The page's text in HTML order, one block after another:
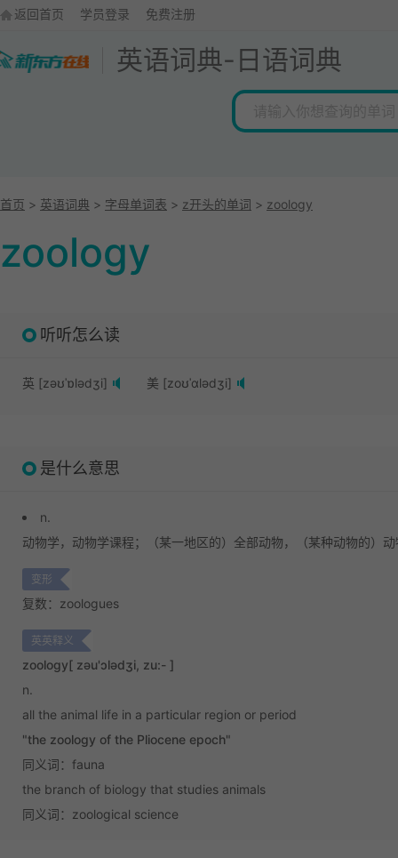
返回首页 学员登录 免费注册
英语词典-日语词典
首页 > 英语词典 > 字母单词表 > z开头的单词 > zoology
zoology
听听怎么读
英 [zəʊˈɒlədʒi] 美 [zoʊˈɑlədʒi]
是什么意思
n.
动物学，动物学课程；
（某一地区的）全部动物，（某种动物的）
变形
复数：zoologues
英英释义
zoology[ zəu'ɔlədʒi, zu:- ]
n.
all the animal life in a particular region or period
"the zoology of the Pliocene epoch"
同义词：fauna
the branch of biology that studies animals
同义词：zoological science